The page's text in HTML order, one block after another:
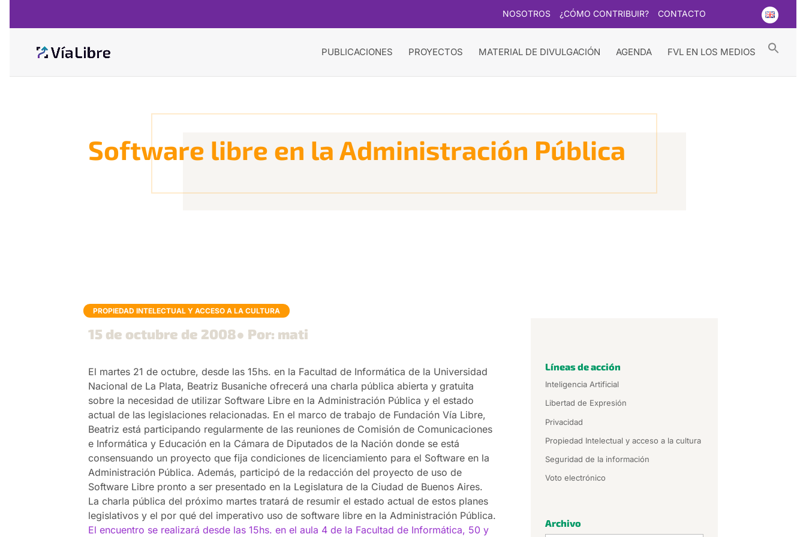
NOSOTROS ¿CÓMO CONTRIBUIR? CONTACTO
PUBLICACIONES PROYECTOS MATERIAL DE DIVULGACIÓN AGENDA FVL EN LOS MEDIOS
Software libre en la Administración Pública
PROPIEDAD INTELECTUAL Y ACCESO A LA CULTURA
15 de octubre de 2008● Por: mati
El martes 21 de octubre, desde las 15hs. en la Facultad de Informática de la Universidad
Nacional de La Plata, Beatriz Busaniche ofrecerá una charla pública abierta y gratuita
sobre la necesidad de utilizar Software Libre en la Administración Pública y el estado
actual de las legislaciones relacionadas. En el marco de trabajo de Fundación Vía Libre,
Beatriz está participando regularmente de las reuniones de Comisión de Comunicaciones
e Informática y Educación en la Cámara de Diputados de la Nación donde se está
consensuando un proyecto que fija condiciones de licenciamiento para el Software en la
Administración Pública. Además, participó de la redacción del proyecto de uso de
Software Libre pronto a ser presentado en la Legislatura de la Ciudad de Buenos Aires.
La charla pública del próximo martes tratará de resumir el estado actual de estos planes
legislativos y el por qué del imperativo uso de software libre en la Administración Pública.
El encuentro se realizará desde las 15hs. en el aula 4 de la Facultad de Informática, 50 y
Líneas de acción
Inteligencia Artificial
Libertad de Expresión
Privacidad
Propiedad Intelectual y acceso a la cultura
Seguridad de la información
Voto electrónico
Archivo